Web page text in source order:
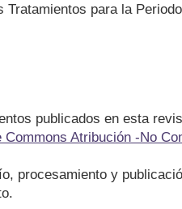
Tratamientos para la
publicados en esta
Commons Atribución -No
procesamiento y